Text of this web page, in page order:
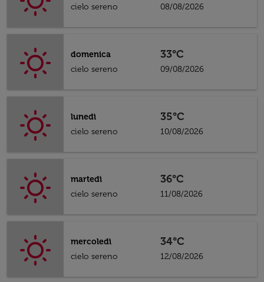
cielo sereno
08/08/2026
domenica
cielo sereno
33°C
09/08/2026
lunedì
cielo sereno
35°C
10/08/2026
martedì
cielo sereno
36°C
11/08/2026
mercoledì
cielo sereno
34°C
12/08/2026